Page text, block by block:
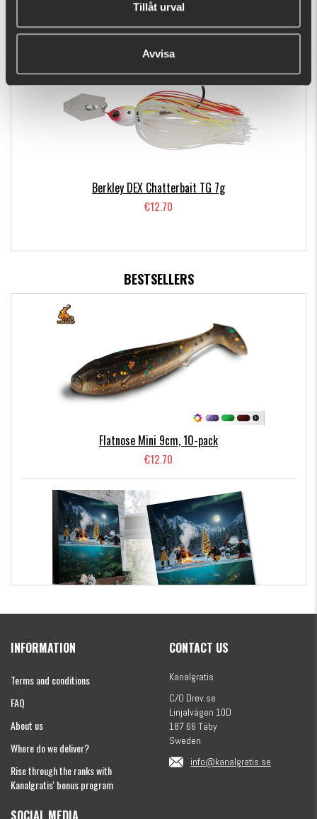
Tillåt urval
Avvisa
RECENTLY VIEWED PRODUCTS
Berkley DEX Chatterbait TG 7g
€12.70
BESTSELLERS
Flatnose Mini 9cm, 10-pack
€12.70
€154.86
INFORMATION
Terms and conditions
FAQ
About us
Where do we deliver?
Rise through the ranks with
Kanalgratis' bonus program
CONTACT US
Kanalgratis
C/O Drev.se
Linjalvägen 10D
187 66 Täby
Sweden
info@kanalgratis.se
SOCIAL MEDIA